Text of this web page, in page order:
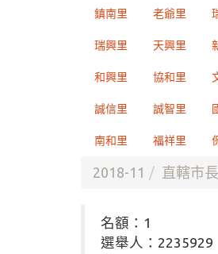
鎮南里 老爺里
瑞興里 天興里
和興里 協和里
誠信里 誠智里
南和里 福祥里
2018-11 直轄市長
名額：1
選舉人：2235929